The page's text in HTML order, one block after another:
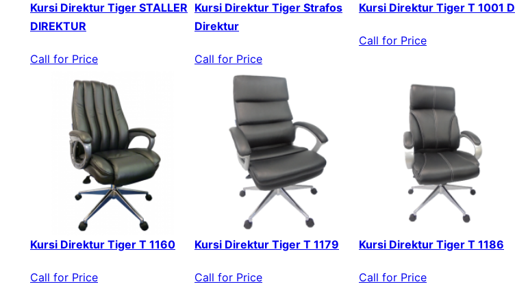
Kursi Direktur Tiger STALLER
DIREKTUR
Call for Price
Kursi Direktur Tiger Strafos
Direktur
Call for Price
Kursi Direktur Tiger T 1001 D
Call for Price
Kursi Direktur Tiger T 1160
Call for Price
Kursi Direktur Tiger T 1179
Call for Price
Kursi Direktur Tiger T 1186
Call for Price